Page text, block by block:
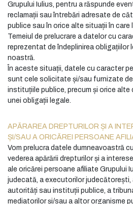
Grupului Iulius, pentru a răspunde
reclamații sau întrebări adresate de
publice sau în orice alte situații în care
Temeiul de prelucrare a datelor cu
reprezentat de îndeplinirea obligațiilor
noastră.
În aceste situații, datele cu caracter
sunt cele solicitate și/sau furnizate
instituțiile publice, precum și orice alte
unei obligații legale.
APĂRAREA DREPTURILOR ȘI A
ȘI/SAU A ORICĂREI PERSOANE
Vom prelucra datele dumneavoastră
vederea apărării drepturilor și a
ale oricărei persoane afiliate Grupului
judecată, a executorilor judecătorești,
autorități sau instituții publice, a
mediatorilor și/sau a altor organisme